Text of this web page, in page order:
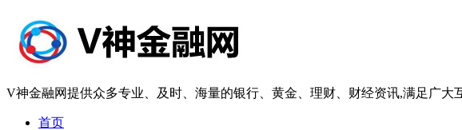
V神金融网提供众多专业、及时、海量的银行、黄金、理财、财经资讯,满足广大
首页